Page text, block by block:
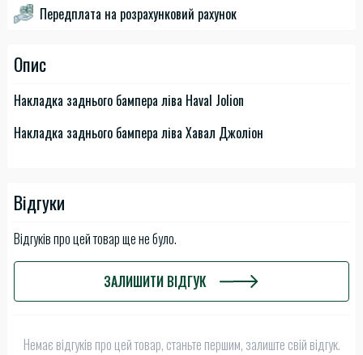
Передплата на розрахунковий рахунок
Опис
Накладка заднього бампера ліва Haval Jolion
Накладка заднього бампера ліва Хавал Джоліон
Відгуки
Відгуків про цей товар ще не було.
ЗАЛИШИТИ ВІДГУК
Немає відгуків про цей товар, станьте першим, залиште свій відгук.